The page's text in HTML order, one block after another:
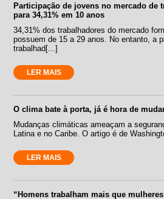
Participação de jovens no mercado de
para 34,31% em 10 anos
34,31% dos trabalhadores do mercado
possuem de 15 a 29 anos. No entanto, a
trabalhad[...]
LER MAIS
O clima bate à porta, já é hora de
Mudanças climáticas ameaçam a
Latina e no Caribe. O artigo é de
LER MAIS
“Homens trabalham mais que